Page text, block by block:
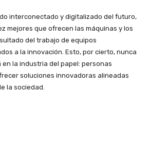
interconectado y digitalizado del futuro,
mejores que ofrecen las máquinas y los
del trabajo de equipos
a la innovación. Esto, por cierto, nunca
la industria del papel: personas
soluciones innovadoras alineadas
la sociedad.